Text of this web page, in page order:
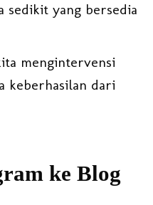
sedikit yang bersedia
mengintervensi
keberhasilan dari
ke Blog